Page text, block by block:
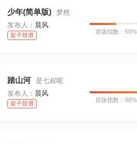
少年(简单版)
梦然
发布人： 晨风
架子鼓谱
原版指数：50%
踏山河
是七叔呢
发布人： 晨风
架子鼓谱
原版指数：98%